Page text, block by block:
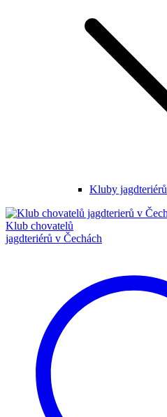
Kluby jagdteriérů
Klub chovatelů
jagdteriérů v Čechách